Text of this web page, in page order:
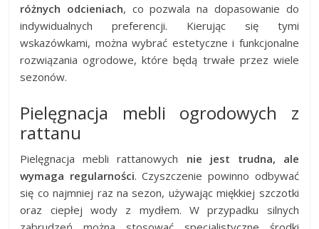
różnych odcieniach, co pozwala na dopasowanie do
indywidualnych preferencji. Kierując się tymi
wskazówkami, można wybrać estetyczne i funkcjonalne
rozwiązania ogrodowe, które będą trwałe przez wiele
sezonów.
Pielęgnacja mebli ogrodowych z
rattanu
Pielęgnacja mebli rattanowych nie jest trudna, ale
wymaga regularności. Czyszczenie powinno odbywać
się co najmniej raz na sezon, używając miękkiej szczotki
oraz ciepłej wody z mydłem. W przypadku silnych